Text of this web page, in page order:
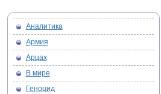
Аналитика
Армия
Арцах
В мире
Геноцид